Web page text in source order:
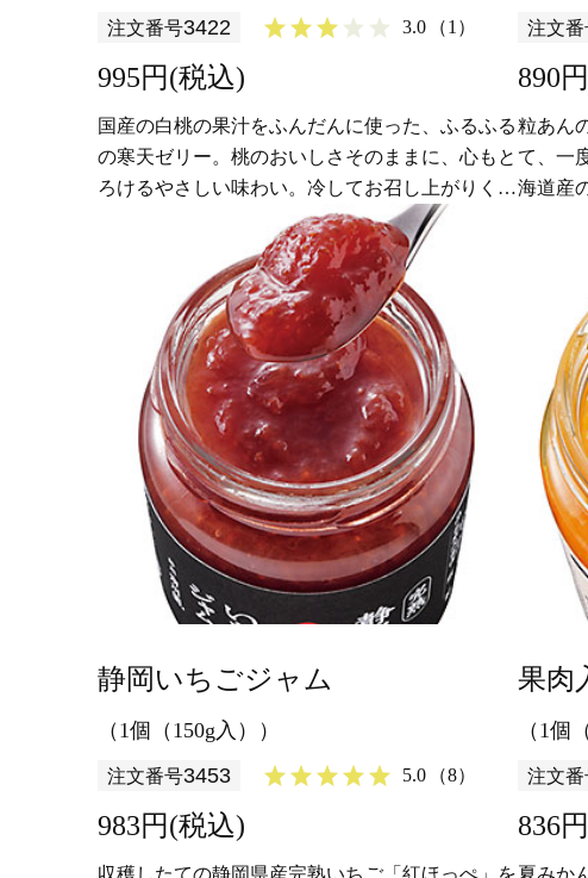
注文番号3422 3.0 （1）
995円(税込)
国産の白桃の果汁をふんだんに使った、ふるふる
の寒天ゼリー。桃のおいしさそのままに、心もと
ろけるやさしい味わい。冷してお召し上がりくだ
注文番
890
粒あん
て、一
海道産
静岡いちごジャム
（1個（150g入））
注文番号3453 5.0 （8）
983円(税込)
収穫したての静岡県産完熟いちご「紅ほっぺ」を
果肉
（1個
注文番
836
夏みか